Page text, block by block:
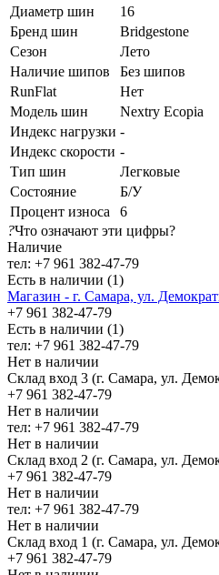
Диаметр шин
16
Бренд шин
Bridgestone
Сезон
Лето
Наличие шипов
Без шипов
RunFlat
Нет
Модель шин
Nextry Ecopia
Индекс нагрузки -
Индекс скорости -
Тип шин
Легковые
Состояние
Б/У
Процент износа
6
?Что означают эти цифры?
Наличие
тел: +7 961 382-47-79
Есть в наличии (1)
Магазин - г. Самара, ул.
+7 961 382-47-79
Есть в наличии (1)
тел: +7 961 382-47-79
Нет в наличии
Склад вход 3 (г. Самара, ул.
+7 961 382-47-79
Нет в наличии
тел: +7 961 382-47-79
Нет в наличии
Склад вход 2 (г. Самара, ул.
+7 961 382-47-79
Нет в наличии
тел: +7 961 382-47-79
Нет в наличии
Склад вход 1 (г. Самара, ул.
+7 961 382-47-79